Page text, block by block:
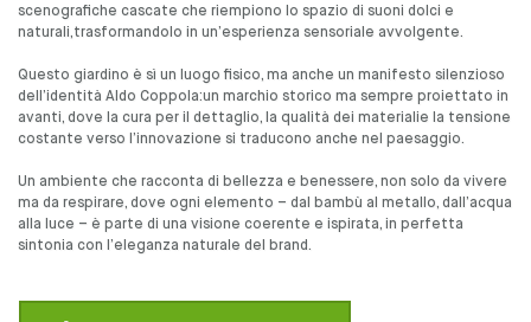
scenografiche cascate che riempiono lo spazio di suoni dolci e
naturali,trasformandolo in un’esperienza sensoriale avvolgente.
Questo giardino è sì un luogo fisico, ma anche un manifesto silenzioso
dell’identità Aldo Coppola:un marchio storico ma sempre proiettato in
avanti, dove la cura per il dettaglio, la qualità dei materialie la tensione
costante verso l’innovazione si traducono anche nel paesaggio.
Un ambiente che racconta di bellezza e benessere, non solo da vivere
ma da respirare, dove ogni elemento – dal bambù al metallo, dall’acqua
alla luce – è parte di una visione coerente e ispirata, in perfetta
sintonia con l’eleganza naturale del brand.